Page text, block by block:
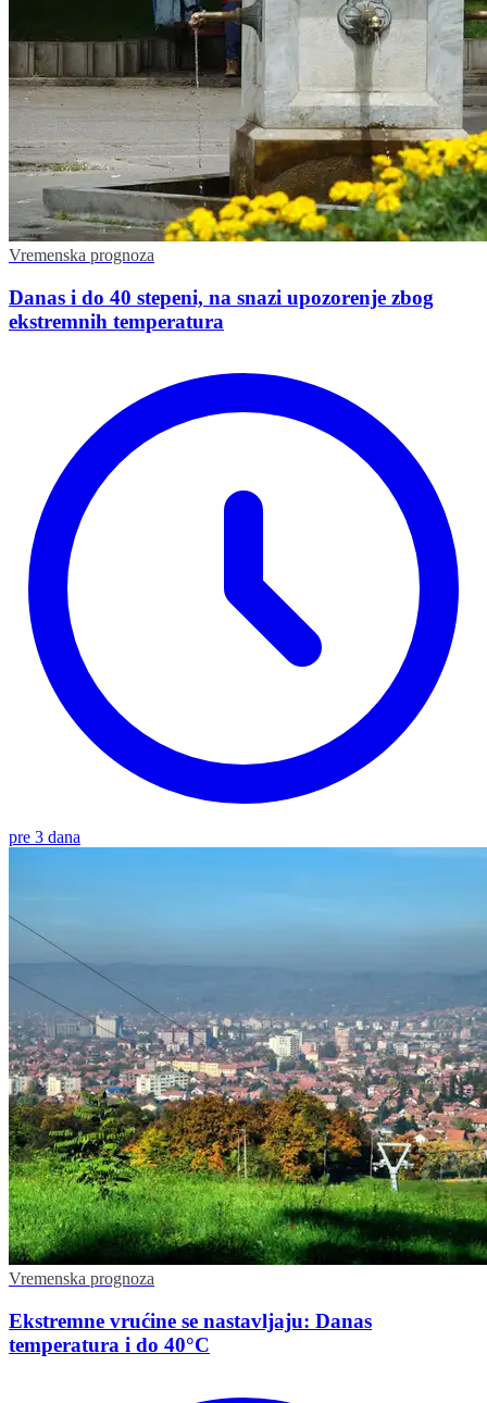
Vremenska prognoza
Danas i do 40 stepeni, na snazi upozorenje zbog
ekstremnih temperatura
pre 3 dana
Vremenska prognoza
Ekstremne vrućine se nastavljaju: Danas
temperatura i do 40°C